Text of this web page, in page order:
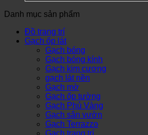
Danh mục sản phẩm
Đồ trang trí
Gạch ốp lát
Gạch bóng
Gạch bóng kính
Gạch kim cương
gạch lát nền
Gạch mờ
Gạch ốp tường
Gạch Phủ Vàng
Gạch sân vườn
Gạch Terrazzo
Gạch trang trí